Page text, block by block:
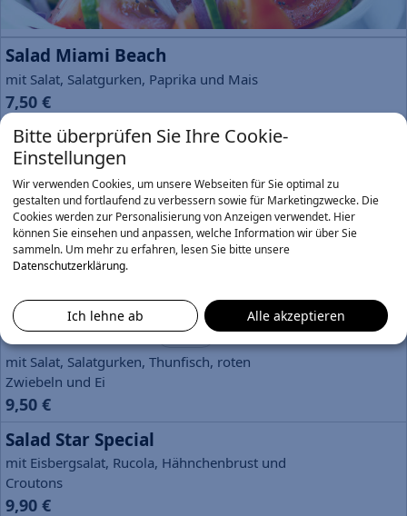
Salad Miami Beach
mit Salat, Salatgurken, Paprika und Mais
7,50 €
Salad Las Vegas Info
mit Salat, Salatgurken, Käse und Ei
7,90 €
Salad New York Info
mit Salat, Salatgurken, Fetakäse, Peperoni und
Oliven
8,90 €
Salad Manhattan Info
mit Salat, Salatgurken, Thunfisch, roten
Zwiebeln und Ei
9,50 €
Salad Star Special
mit Eisbergsalat, Rucola, Hähnchenbrust und
Croutons
9,90 €
Bitte überprüfen Sie Ihre Cookie-
Einstellungen
Wir verwenden Cookies, um unsere Webseiten für Sie optimal zu
gestalten und fortlaufend zu verbessern sowie für Marketingzwecke. Die
Cookies werden zur Personalisierung von Anzeigen verwendet. Hier
können Sie einsehen und anpassen, welche Information wir über Sie
sammeln. Um mehr zu erfahren, lesen Sie bitte unsere
Datenschutzerklärung.
Ich lehne ab Alle akzeptieren